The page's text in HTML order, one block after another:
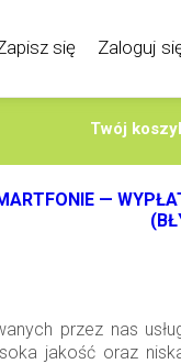
się Zaloguj
Twój
—
przez nas
jakość oraz